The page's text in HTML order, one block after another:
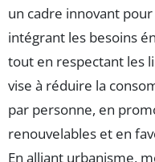
un cadre innovant
intégrant les besoins
tout en respectant les
vise à réduire la
par personne, en
renouvelables et en
En alliant urbanisme,